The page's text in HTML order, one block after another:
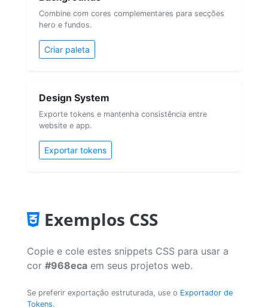
Combine com cores complementares para secções
hero e fundos.
Criar paleta
Design System
Exporte tokens e mantenha consistência entre
website e app.
Exportar tokens
Exemplos CSS
Copie e cole estes snippets CSS para usar a
cor #968eca em seus projetos web.
Se preferir exportação estruturada, use o Exportador de
Tokens.